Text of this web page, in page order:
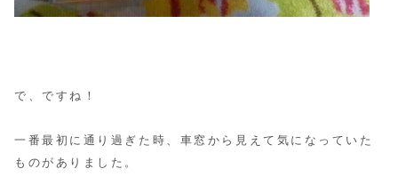
で、ですね！
一番最初に通り過ぎた時、車窓から見えて気になっていた
ものがありました。